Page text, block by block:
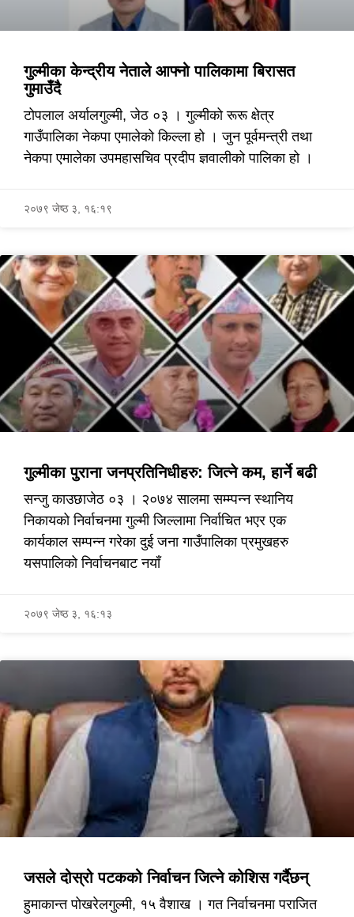
गुल्मीका केन्द्रीय नेताले आफ्नो पालिकामा बिरासत
गुमाउँदै
टोपलाल अर्यालगुल्मी, जेठ ०३ । गुल्मीको रूरू क्षेत्र
गाउँपालिका नेकपा एमालेको किल्ला हो । जुन पूर्वमन्त्री तथा
नेकपा एमालेका उपमहासचिव प्रदीप ज्ञवालीको पालिका हो ।
२०७९ जेष्ठ ३, १६:१९
गुल्मीका पुराना जनप्रतिनिधीहरु: जित्ने कम, हार्ने बढी
सन्जु काउछाजेठ ०३ । २०७४ सालमा सम्म्पन्न स्थानिय
निकायको निर्वाचनमा गुल्मी जिल्लामा निर्वाचित भएर एक
कार्यकाल सम्पन्न गरेका दुई जना गाउँपालिका प्रमुखहरु
यसपालिको निर्वाचनबाट नयाँ
२०७९ जेष्ठ ३, १६:१३
जसले दोस्रो पटकको निर्वाचन जित्ने कोशिस गर्दैछन्
हुमाकान्त पोखरेलगुल्मी, १५ वैशाख । गत निर्वाचनमा पराजित